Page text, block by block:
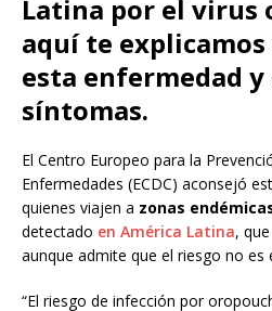
Latina por el virus
aquí te
esta enfermedad y
síntomas.
El Centro Europeo para la
Enfermedades (ECDC) aconsejó
quienes viajen a zonas
detectado en América Latina,
aunque admite que el riesgo no es
“El riesgo de infección por